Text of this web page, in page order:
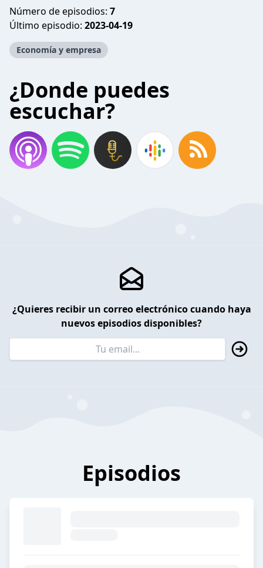
Número de episodios: 7
Último episodio: 2023-04-19
Economía y empresa
¿Donde puedes
escuchar?
¿Quieres recibir un correo electrónico cuando haya
nuevos episodios disponibles?
Episodios